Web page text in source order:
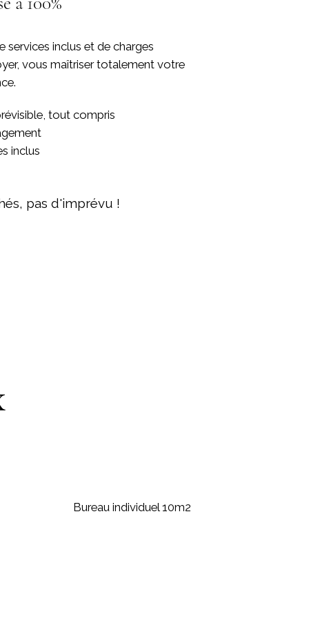
services inclus et de charges
vous maîtriser totalement votre
tout compris
inclus
pas d'imprévu !
Bureau individuel 10m2